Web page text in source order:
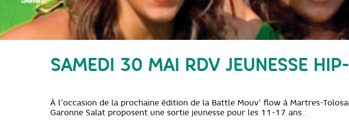
SAMEDI 30 MAI RDV JEUNESSE
À l’occasion de la prochaine édition de la Battle Mouv’ flow à Martres-
Garonne Salat proposent une sortie jeunesse pour les 11-17 ans :